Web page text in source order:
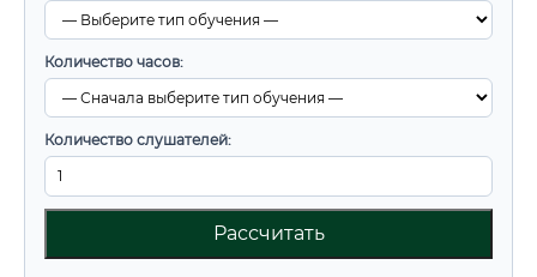
Количество часов:
Количество слушателей:
Рассчитать